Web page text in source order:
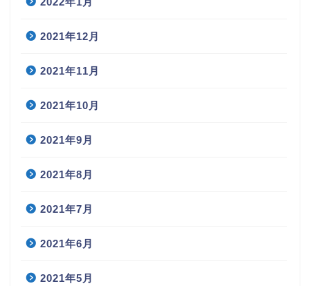
2021年12月
2021年11月
2021年10月
2021年9月
2021年8月
2021年7月
2021年6月
2021年5月